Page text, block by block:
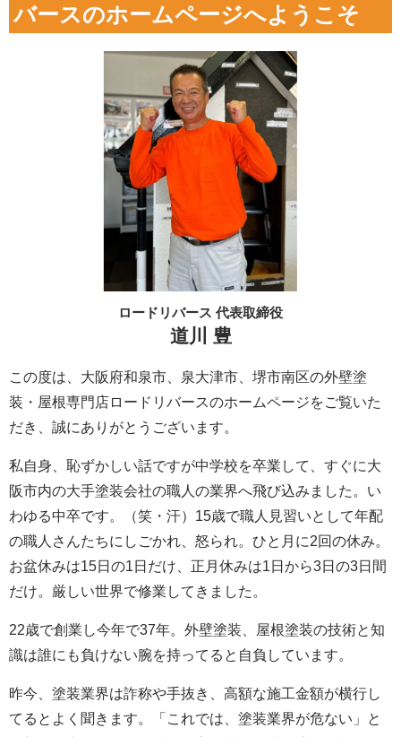
バースのホームページへようこそ
ロードリバース 代表取締役
道川 豊
この度は、大阪府和泉市、泉大津市、堺市南区の外壁塗
装・屋根専門店ロードリバースのホームページをご覧いた
だき、誠にありがとうございます。
私自身、恥ずかしい話ですが中学校を卒業して、すぐに大
阪市内の大手塗装会社の職人の業界へ飛び込みました。い
わゆる中卒です。（笑・汗）15歳で職人見習いとして年配
の職人さんたちにしごかれ、怒られ。ひと月に2回の休み。
お盆休みは15日の1日だけ、正月休みは1日から3日の3日間
だけ。厳しい世界で修業してきました。
22歳で創業し今年で37年。外壁塗装、屋根塗装の技術と知
識は誰にも負けない腕を持ってると自負しています。
昨今、塗装業界は詐称や手抜き、高額な施工金額が横行し
てるとよく聞きます。「これでは、塗装業界が危ない」と